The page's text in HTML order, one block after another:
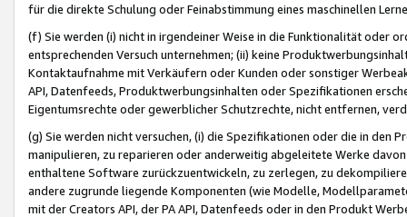
für die direkte Schulung oder Feinabstimmung eines maschinellen
(f) Sie werden (i) nicht in irgendeiner Weise in die Funktionalität oder
entsprechenden Versuch unternehmen; (ii) keine
Kontaktaufnahme mit Verkäufern oder Kunden oder sonstiger
API, Datenfeeds, Produktwerbungsinhalten oder Spezifikationen
Eigentumsrechte oder gewerblicher Schutzrechte, nicht entfernen,
(g) Sie werden nicht versuchen, (i) die Spezifikationen oder die in
manipulieren, zu reparieren oder anderweitig abgeleitete Werke
enthaltene Software zurückzuentwickeln, zu zerlegen, zu
andere zugrunde liegende Komponenten (wie Modelle,
mit der Creators API, der PA API, Datenfeeds oder in den Produkt